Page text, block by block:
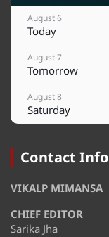
August 6
Today
August 7
Tomorrow
August 8
Saturday
Sunday
Monday
August 11
Tuesday
Contact Info
VIKALP MIMANSA
CHIEF EDITOR
Sarika Jha